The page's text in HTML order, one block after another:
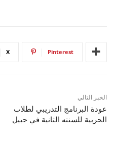
X Pinterest
الخبر التالي
عودة البرنامج التدريبي لطلاب
الحربية للسنته الثانية في جبيل